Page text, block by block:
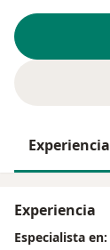
Experiencia
Experiencia
Especialista en: